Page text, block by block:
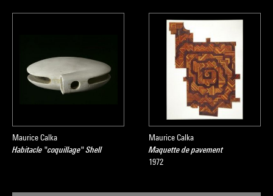
Maurice Calka
Habitacle "coquillage" Shell
Maurice Calka
Maquette de pavement
1972